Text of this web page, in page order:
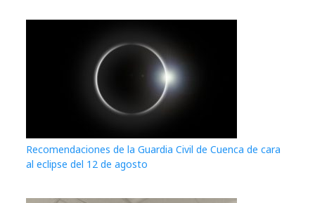
Recomendaciones de la Guardia Civil de Cuenca de cara
al eclipse del 12 de agosto